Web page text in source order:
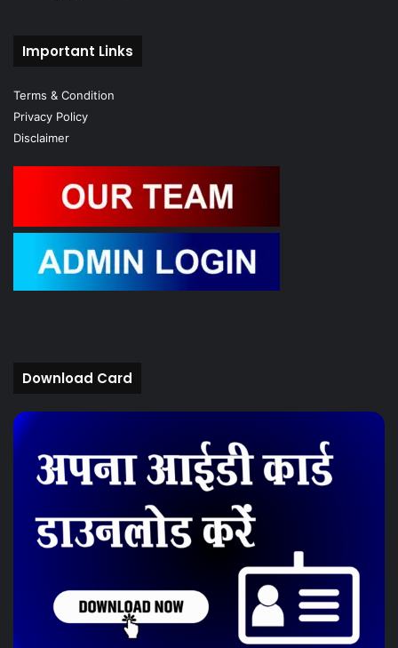
Important Links
Terms & Condition
Privacy Policy
Disclaimer
Download Card